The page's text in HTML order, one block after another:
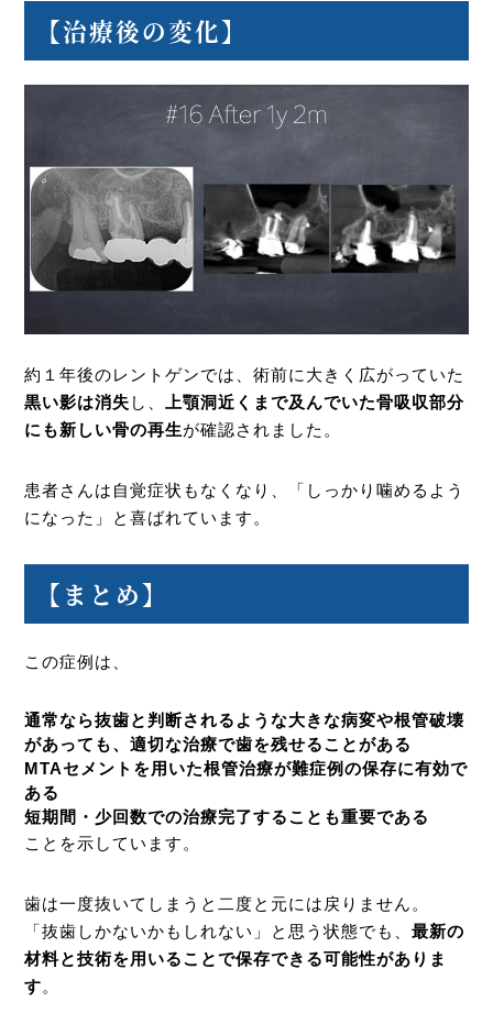
【治療後の変化】
約１年後のレントゲンでは、術前に大きく広がっていた
黒い影は消失 し、
上顎洞近くまで及んでいた骨吸収部分
にも新しい骨の再生が確認されました。
患者さんは自覚症状もなくなり、「しっかり噛めるよう
になった」と喜ばれています。
【まとめ】
この症例は、
通常なら抜歯と判断されるような大きな病変や根管破壊
があっても、適切な治療で歯を残せることがある
MTAセメントを用いた根管治療が難症例の保存に有効で
ある
短期間・少回数での治療完了することも重要である
ことを示しています。
歯は一度抜いてしまうと二度と元には戻りません。
「抜歯しかないかもしれない」と思う状態でも、最新の
材料と技術を用いることで保存できる可能性がありま
す。